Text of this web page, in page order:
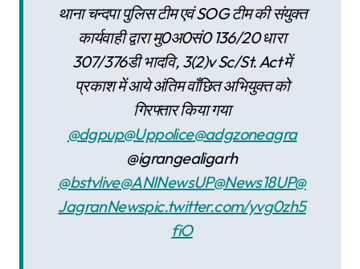
थाना चन्दपा पुलिस टीम एवं SOG टीम की संयुक्त
कार्यवाही द्वारा मु0अ0सं0 136/20 धारा
307/376डी भादवि, 3(2)v Sc/St. Act में
प्रकाश में आये अंतिम वाँछित अभियुक्त को
गिरफ्तार किया गया
@dgpup@Uppolice@adgzoneagra
@igrangealigarh
@bstvlive@ANINewsUP@News18UP@
JagranNewspic.twitter.com/yvg0zh5
fiO